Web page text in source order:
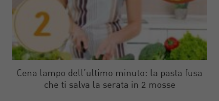
Cena lampo dell’ultimo minuto: la pasta fusa
che ti salva la serata in 2 mosse